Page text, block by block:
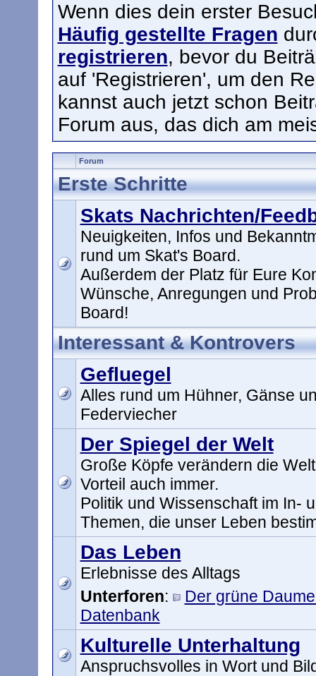
Wenn dies dein erster
Häufig gestellte Fragen
registrieren, bevor du
auf 'Registrieren', um den
kannst auch jetzt schon
Forum aus, das dich am
Forum
Erste Schritte
Skats Nachrichten/
Neuigkeiten, Infos und
rund um Skat's Board.
Außerdem der Platz für Eure
Wünsche, Anregungen und
Board!
Interessant & Kontrovers
Gefluegel
Alles rund um Hühner, Gänse
Federviecher
Der Spiegel der Welt
Große Köpfe verändern die
Vorteil auch immer.
Politik und Wissenschaft im In-
Themen, die unser Leben
Das Leben
Erlebnisse des Alltags
Unterforen:
Der grüne
Datenbank
Kulturelle Unterhaltung
Anspruchsvolles in Wort und